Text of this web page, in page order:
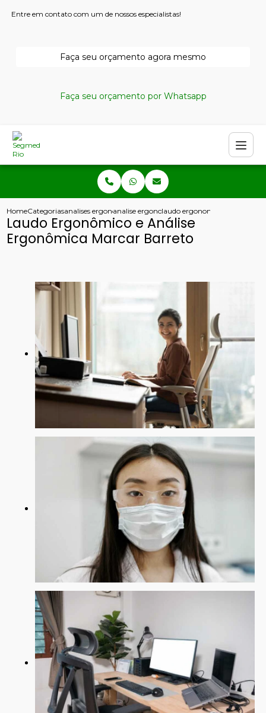
Entre em contato com um de nossos especialistas!
Faça seu orçamento agora mesmo
Faça seu orçamento por Whatsapp
HomeCategoriasanalises ergonomicasanalise ergonomica preliminar
laudo ergonomico e analise
Laudo Ergonômico e Análise
Ergonômica Marcar Barreto